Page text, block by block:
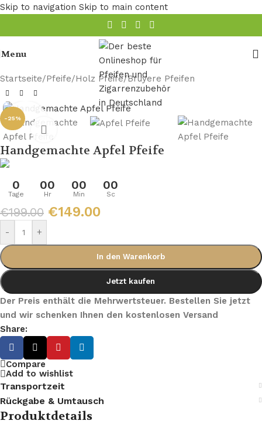
Skip to navigation Skip to main content
Menu
Startseite/Pfeife/Holz Pfeife/Bruyere Pfeifen
-25%
Handgemachte Apfel Pfeife
0
Tage
00
Hr
00
Min
00
Sc
€199.00 €149.00
- +
In den Warenkorb
Jetzt kaufen
Der Preis enthält die Mehrwertsteuer. Bestellen Sie jetzt
und wir schenken Ihnen den kostenlosen Versand
Share:
Compare
Add to wishlist
Transportzeit
Rückgabe & Umtausch
Produktdetails